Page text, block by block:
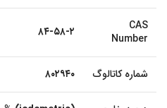
CAS
Number
۸۴-۵۸-۲
شماره کاتالوگ ۸۰۲۹۴۰